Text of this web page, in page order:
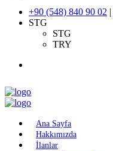
+90 (548) 840 90 02 |
STG
STG
TRY
Ana Sayfa
Hakkımızda
İlanlar